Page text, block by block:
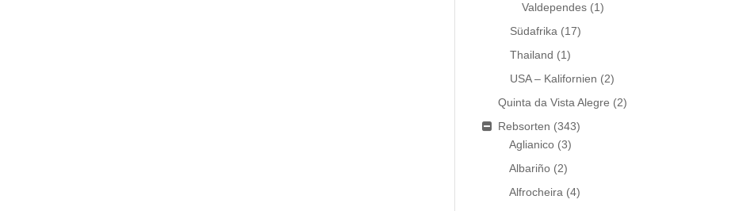
Valdependes (1)
Südafrika (17)
Thailand (1)
USA – Kalifornien (2)
Quinta da Vista Alegre (2)
Rebsorten (343)
Aglianico (3)
Albariño (2)
Alfrocheira (4)